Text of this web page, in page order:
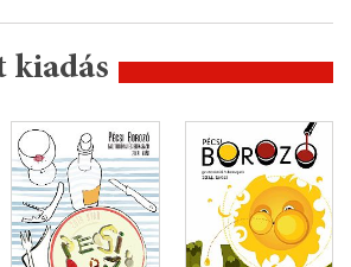
kiadás